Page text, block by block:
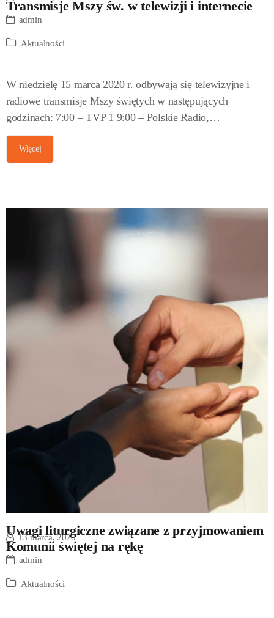
Transmisje Mszy św. w telewizji i internecie
admin
Aktualności
W niedzielę 15 marca 2020 r. odbywają się telewizyjne i
radiowe transmisje Mszy świętych w następujących
godzinach: 7:00 – TVP 1 9:00 – Polskie Radio,…
Więcej
Uwagi liturgiczne związane z przyjmowaniem
Komunii świętej na rękę
13 marca, 2020
admin
Aktualności